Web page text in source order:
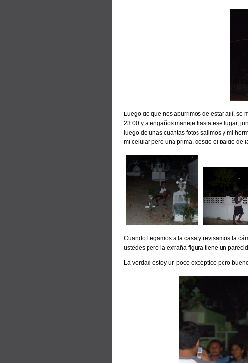
Luego de que nos aburrimos de estar allí, se
23:00 y a engaños maneje hasta ese lugar,
luego de unas cuantas fotos salimos y mi
mi celular pero una prima, desde el balde de
Cuando llegamos a la casa y revisamos la
ustedes pero la extraña figura tiene un
La verdad estoy un poco excéptico pero